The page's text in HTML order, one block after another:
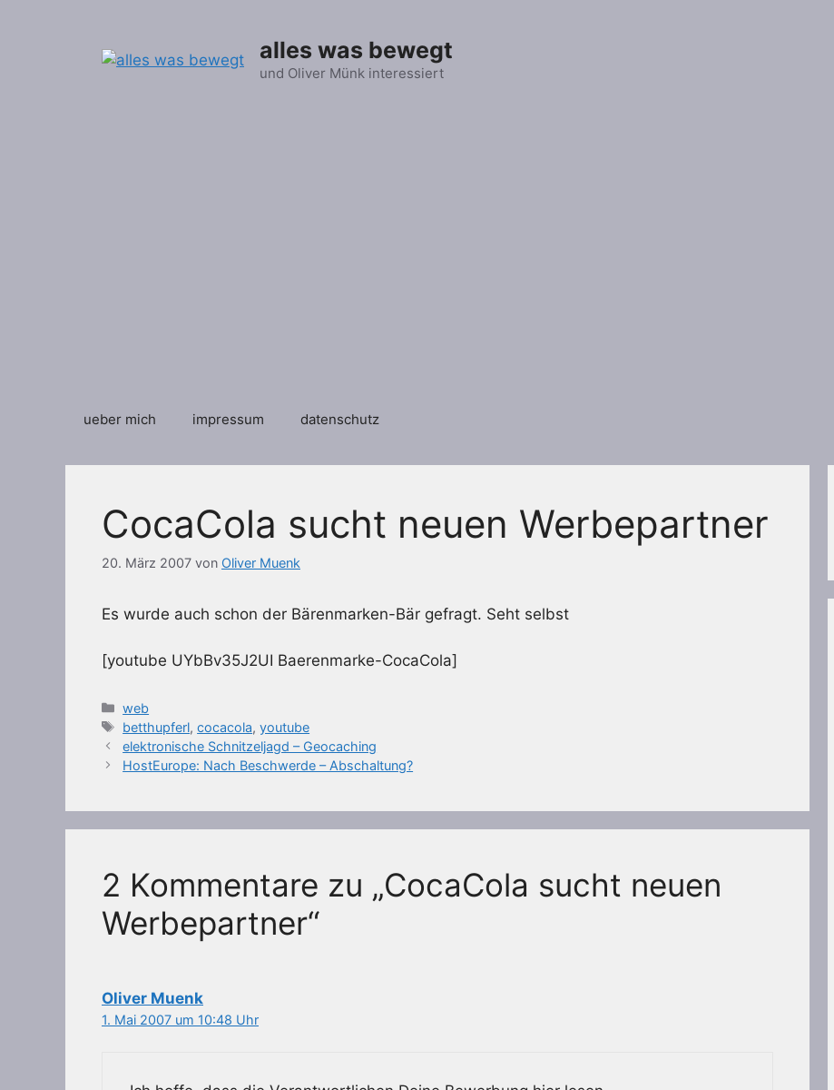
alles was bewegt
und Oliver Münk interessiert
ueber mich impressum datenschutz
CocaCola sucht neuen Werbepartner
20. März 2007 von Oliver Muenk
Es wurde auch schon der Bärenmarken-Bär gefragt. Seht selbst
[youtube UYbBv35J2UI Baerenmarke-CocaCola]
Kategorien
web
Schlagwörter
betthupferl,cocacola,youtube
elektronische Schnitzeljagd – Geocaching
HostEurope: Nach Beschwerde – Abschaltung?
2 Kommentare zu „CocaCola sucht neuen
Werbepartner“
Oliver Muenk
1. Mai 2007 um 10:48 Uhr